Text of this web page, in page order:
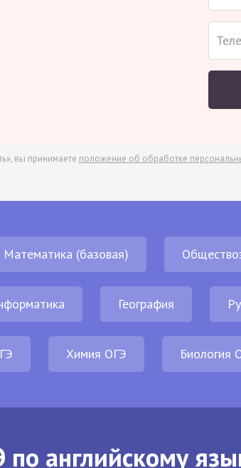
вы принимаете положение об обработке
Математика (базовая)
География
Химия ОГЭ Биология
английскому